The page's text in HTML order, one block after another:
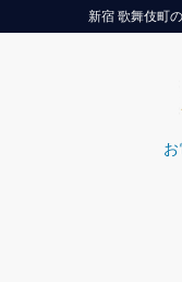
新宿 歌舞伎町